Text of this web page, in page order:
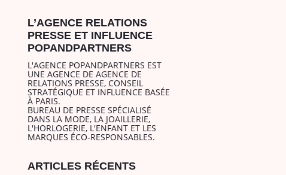
L’AGENCE RELATIONS
PRESSE ET INFLUENCE
POPANDPARTNERS
L'AGENCE POPANDPARTNERS EST
UNE AGENCE DE AGENCE DE
RELATIONS PRESSE, CONSEIL
STRATÉGIQUE ET INFLUENCE BASÉE
À PARIS.
BUREAU DE PRESSE SPÉCIALISÉ
DANS LA MODE, LA JOAILLERIE,
L'HORLOGERIE, L'ENFANT ET LES
MARQUES ÉCO-RESPONSABLES.
ARTICLES RÉCENTS